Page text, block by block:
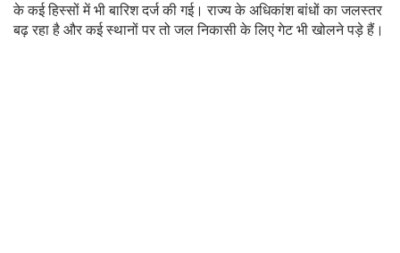
के कई हिस्सों में भी बारिश दर्ज की गई। राज्य के अधिकांश बांधों का जलस्तर
बढ़ रहा है और कई स्थानों पर तो जल निकासी के लिए गेट भी खोलने पड़े हैं।